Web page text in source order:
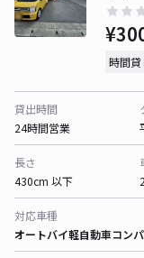
時間貸
貸出時間
24時間営業
長さ
430cm 以下
対応車種
オートバイ軽自動車コン